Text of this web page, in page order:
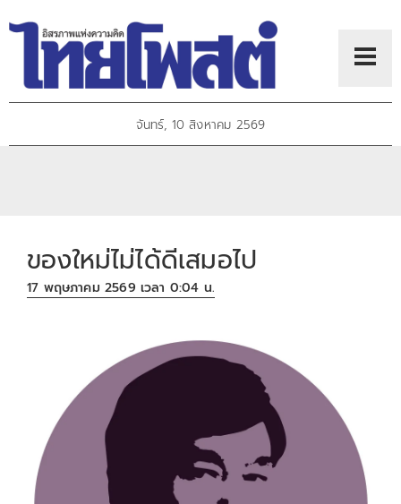
จันทร์, 10 สิงหาคม 2569
ของใหม่ไม่ได้ดีเสมอไป
17 พฤษภาคม 2569 เวลา 0:04 น.